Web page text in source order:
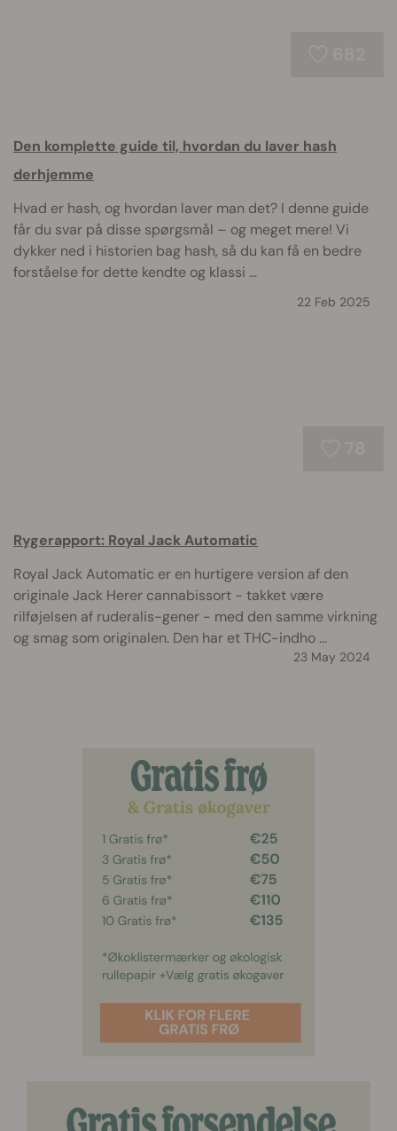
Den komplette guide til, hvordan du laver hash
derhjemme
Hvad er hash, og hvordan laver man det? I denne guide
får du svar på disse spørgsmål – og meget mere! Vi
dykker ned i historien bag hash, så du kan få en bedre
forståelse for dette kendte og klassi ...
22 Feb 2025
Rygerapport: Royal Jack Automatic
Royal Jack Automatic er en hurtigere version af den
originale Jack Herer cannabissort - takket være
rilføjelsen af ruderalis-gener - med den samme virkning
og smag som originalen. Den har et THC-indho ...
23 May 2024